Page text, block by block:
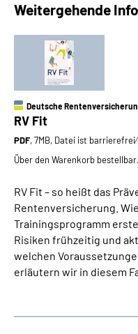
Weitergehende
Deutsche
RV Fit
PDF, 7MB, Datei ist
Über den Warenkorb bestellbar.
RV Fit – so heißt das
Rentenversicherung.
Trainingsprogramm
Risiken frühzeitig und
welchen
erläutern wir in diesem